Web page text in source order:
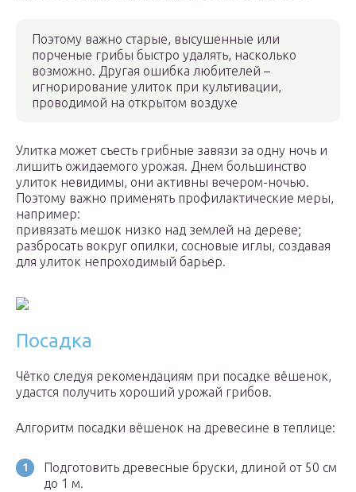
Поэтому важно старые, высушенные или
порченые грибы быстро удалять, насколько
возможно. Другая ошибка любителей –
игнорирование улиток при культивации,
проводимой на открытом воздухе
Улитка может съесть грибные завязи за одну ночь и
лишить ожидаемого урожая. Днем большинство
улиток невидимы, они активны вечером-ночью.
Поэтому важно применять профилактические меры,
например:
привязать мешок низко над землей на дереве;
разбросать вокруг опилки, сосновые иглы, создавая
для улиток непроходимый барьер.
Посадка
Чётко следуя рекомендациям при посадке вёшенок,
удастся получить хороший урожай грибов.
Алгоритм посадки вёшенок на древесине в теплице:
Подготовить древесные бруски, длиной от 50 см
до 1 м.